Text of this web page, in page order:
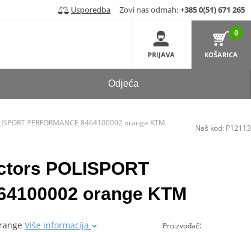
Usporedba Zovi nas odmah:+385 0(51) 671 265
PRIJAVA
0
KOŠARICA
Odjeća
PERFORMANCE 8464100002 orange KTM
POLISPORT
orange KTM
Proizvođač:
Više informacija
Naš kod: P12113